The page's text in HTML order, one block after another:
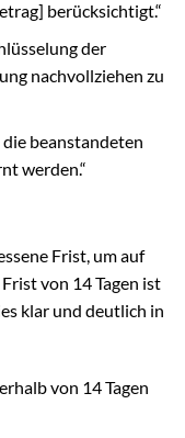
berücksichtigt.“
der
nachvollziehen zu
die beanstandeten
werden.“
Frist, um auf
von 14 Tagen ist
klar und deutlich in
von 14 Tagen